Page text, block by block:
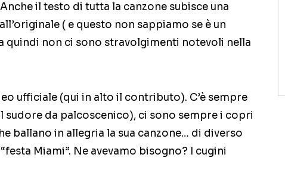
Anche il testo di tutta la canzone subisce una
( e questo non sappiamo se è un
quindi non ci sono stravolgimenti notevoli nella
ufficiale (qui in alto il contributo). C’è sempre
sudore da palcoscenico), ci sono sempre i copri
ballano in allegria la sua canzone… di diverso
Miami”. Ne avevamo bisogno? I cugini